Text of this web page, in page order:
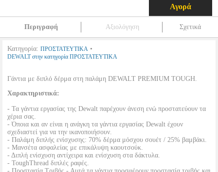
Αγορά
Περιγραφή Αξιολόγηση Σχετικά
Κατηγορία: ΠΡΟΣΤΑΤΕΥΤΙΚΑ •
DEWALT στην κατηγορία ΠΡΟΣΤΑΤΕΥΤΙΚΑ
Γάντια με διπλό δέρμα στη παλάμη DEWALT PREMIUM TOUGH.
Χαρακτηριστικά:
- Τα γάντια εργασίας της Dewalt παρέχουν άνεση ενώ προστατεύουν τα
χέρια σας.
- Όποια και αν είναι η ανάγκη τα γάντια εργασίας Dewalt έχουν
σχεδιαστεί για να την ικανοποιήσουν.
- Παλάμη διπλής ενίσχυσης: 70% δέρμα μόσχου σουέτ / 25% βαμβάκι.
- Μανσέτα ασφαλείας με επικάλυψη καουτσούκ.
- Διπλή ενίσχυση αντίχειρα και ενίσχυση στα δάκτυλα.
- ToughThread διπλές ραφές.